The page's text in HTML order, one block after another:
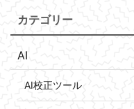
カテゴリー
AI
AI校正ツール